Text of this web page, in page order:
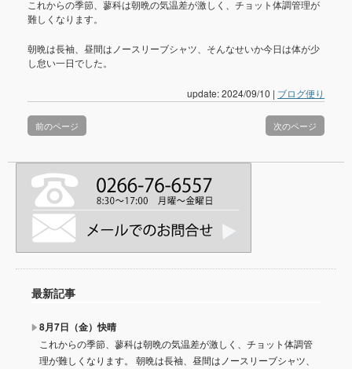
これからの季節、蓼科は朝晩の気温差が激しく、チョット体調管理が
難しくなります。
朝晩は長袖、昼間はノースリーブシャツ、そんなせいか今日は体が少
し怠い一日でした。
update: 2024/09/10 | ブログ便り
前のページ 次のページ
最新記事
8月7日（金）快晴
これからの季節、蓼科は朝晩の気温差が激しく、チョット体調管
理が難しくなります。 朝晩は長袖、昼間はノースリーブシャツ、